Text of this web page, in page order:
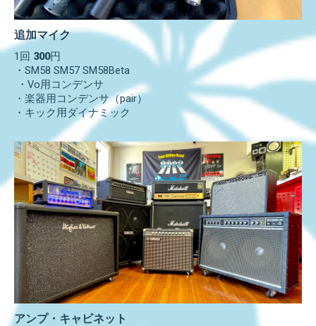
追加マイク
1回 300円
・SM58 SM57 SM58Beta
・Vo用コンデンサ
・楽器用コンデンサ（pair）
・キック用ダイナミック
アンプ・キャビネット